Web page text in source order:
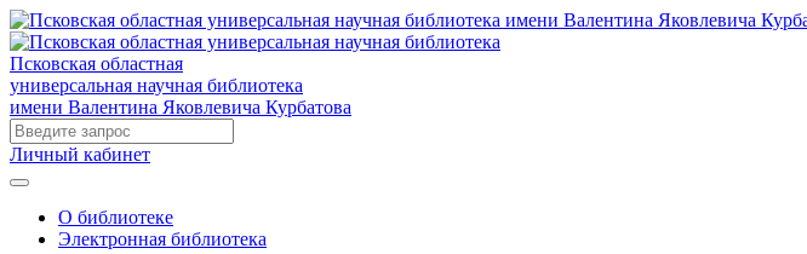
Псковская областная
универсальная научная библиотека
имени Валентина Яковлевича Курбатова
Личный кабинет
О библиотеке
Электронная библиотека